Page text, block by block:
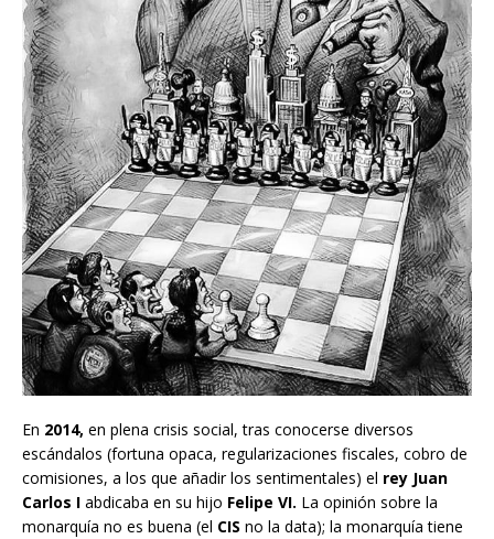
En 2014, en plena crisis social, tras conocerse diversos
escándalos (fortuna opaca, regularizaciones fiscales, cobro de
comisiones, a los que añadir los sentimentales) el rey Juan
Carlos I abdicaba en su hijo Felipe VI. La opinión sobre la
monarquía no es buena (el CIS no la data); la monarquía tiene